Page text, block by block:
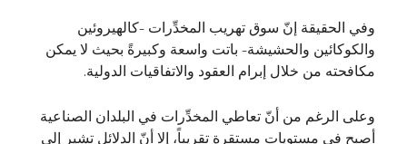
وفي الحقيقة إنّ سوق تهريب المخدِّرات -كالهيروئين
والكوكائين والحشيشة- باتت واسعة وكبيرةً بحيث لا يمكن
مكافحته من خلال إبرام العقود والاتفاقيات الدولية.
وعلى الرغم من أنّ تعاطي المخدِّرات في البلدان الصناعية
أصبح في مستويات مستقرة تقريباً، إلا أنّ الدلائل تشير إلى